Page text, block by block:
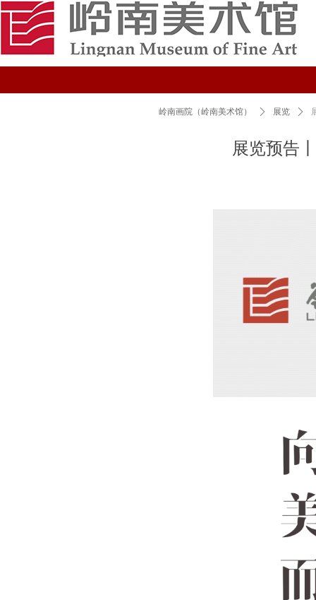
展览预告
岭南画院（岭南美术馆） ꄲ 展览 ꄲ